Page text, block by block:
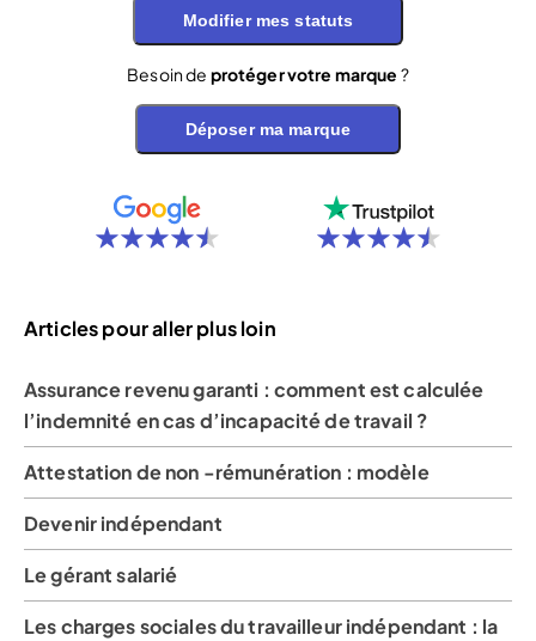
Modifier mes statuts
Besoin de protéger votre marque ?
Déposer ma marque
Articles pour aller plus loin
Assurance revenu garanti : comment est calculée
l’indemnité en cas d’incapacité de travail ?
Attestation de non -rémunération : modèle
Devenir indépendant
Le gérant salarié
Les charges sociales du travailleur indépendant : la